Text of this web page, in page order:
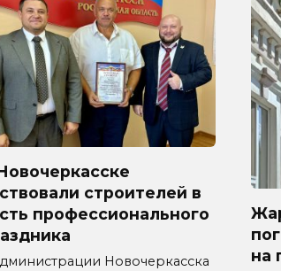
строителей в
профессионального
Новочеркасска
на